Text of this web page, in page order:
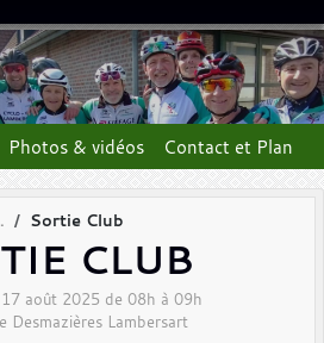
Photos & vidéos Contact et Plan
Sortie Club
CLUB
17 août 2025 de 08h à 09h
Desmazières Lambersart